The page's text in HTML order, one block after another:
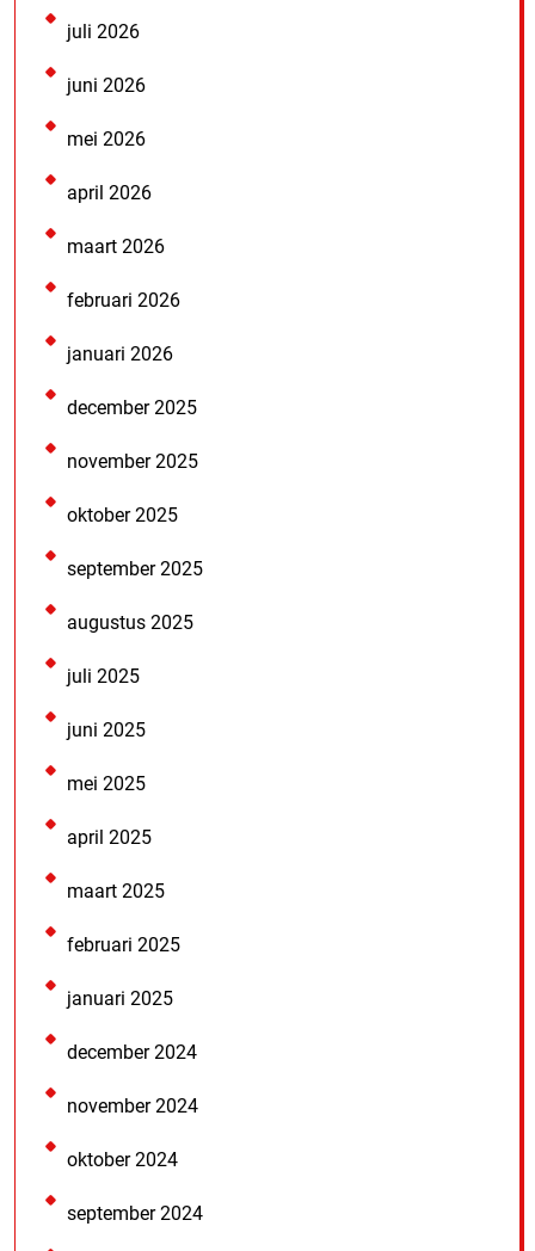
juli 2026
juni 2026
mei 2026
april 2026
maart 2026
februari 2026
januari 2026
december 2025
november 2025
oktober 2025
september 2025
augustus 2025
juli 2025
juni 2025
mei 2025
april 2025
maart 2025
februari 2025
januari 2025
december 2024
november 2024
oktober 2024
september 2024